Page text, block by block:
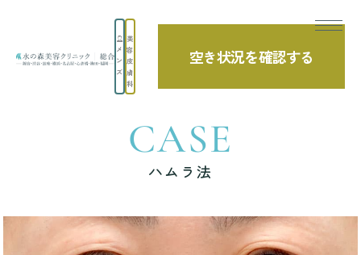
メ
ン
ズ
美
容
皮
膚
科
空き状況を確認する
TOP 症例写真 ハムラ法
CASE
ハムラ法